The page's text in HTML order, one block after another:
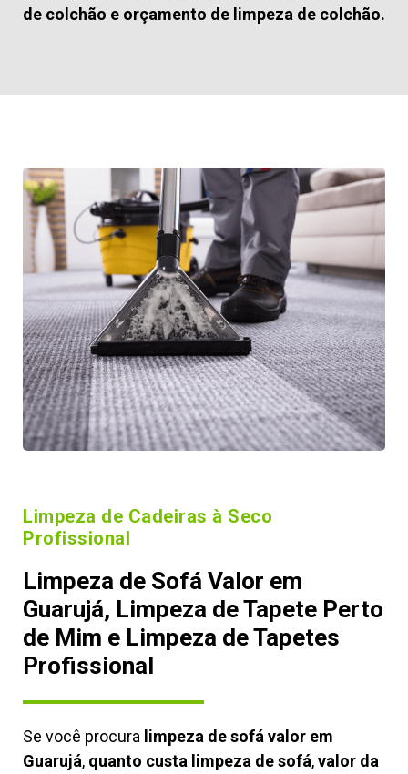
de colchão e orçamento de limpeza de colchão.
Limpeza de Cadeiras à Seco
Profissional
Limpeza de Sofá Valor em
Guarujá, Limpeza de Tapete Perto
de Mim e Limpeza de Tapetes
Profissional
Se você procura limpeza de sofá valor em
Guarujá, quanto custa limpeza de sofá,valor da